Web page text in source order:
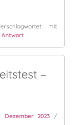
– was ist hier los?
mit
Antwort
–
Dezember 2023 /